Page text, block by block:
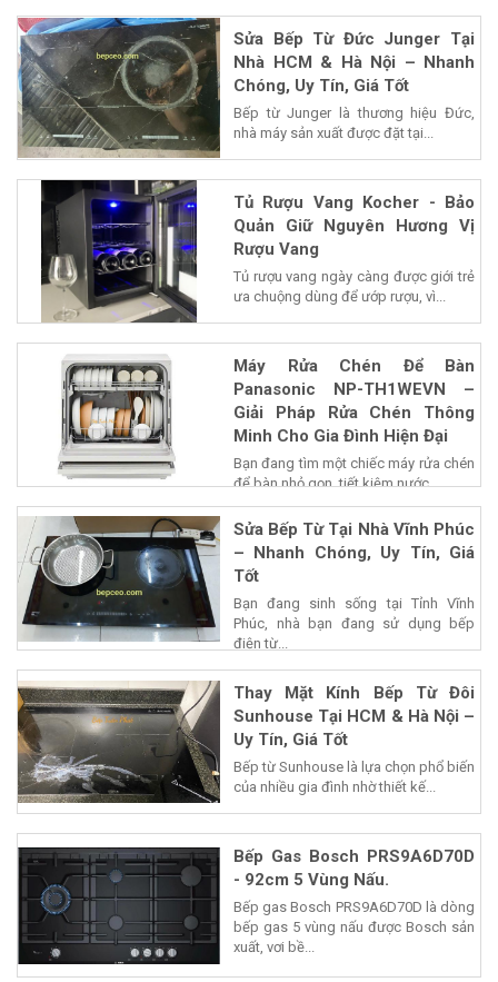
Sửa Bếp Từ Đức Junger Tại
Nhà HCM & Hà Nội – Nhanh
Chóng, Uy Tín, Giá Tốt
Bếp từ Junger là thương hiệu Đức,
nhà máy sản xuất được đặt tại...
Tủ Rượu Vang Kocher - Bảo
Quản Giữ Nguyên Hương Vị
Rượu Vang
Tủ rượu vang ngày càng được giới trẻ
ưa chuộng dùng để ướp rượu, vì...
Máy Rửa Chén Để Bàn
Panasonic NP-TH1WEVN –
Giải Pháp Rửa Chén Thông
Minh Cho Gia Đình Hiện Đại
Bạn đang tìm một chiếc máy rửa chén
để bàn nhỏ gọn, tiết kiệm nước...
Sửa Bếp Từ Tại Nhà Vĩnh Phúc
– Nhanh Chóng, Uy Tín, Giá
Tốt
Bạn đang sinh sống tại Tỉnh Vĩnh
Phúc, nhà bạn đang sử dụng bếp
điện từ...
Thay Mặt Kính Bếp Từ Đôi
Sunhouse Tại HCM & Hà Nội –
Uy Tín, Giá Tốt
Bếp từ Sunhouse là lựa chọn phổ biến
của nhiều gia đình nhờ thiết kế...
Bếp Gas Bosch PRS9A6D70D
- 92cm 5 Vùng Nấu.
Bếp gas Bosch PRS9A6D70D là dòng
bếp gas 5 vùng nấu được Bosch sản
xuất, vơi bề...